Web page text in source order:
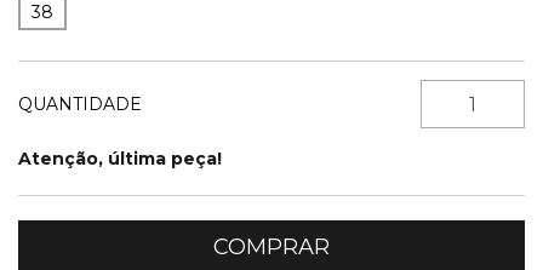
38
QUANTIDADE
Atenção, última peça!